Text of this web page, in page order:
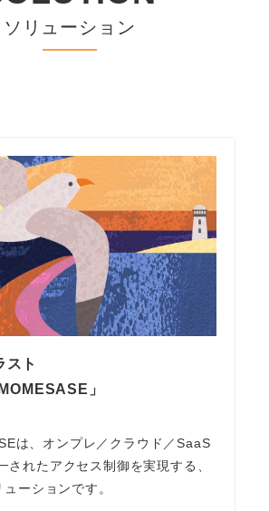
ソリューション
スト
」
は、オンプレ／クラウド／SaaS
されたアクセス制御を実現する、
ーションです。